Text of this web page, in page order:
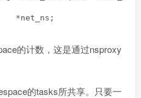
的计数，这是通过nsproxy
的tasks所共享。只要一